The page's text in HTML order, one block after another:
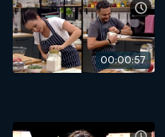
00:00:57